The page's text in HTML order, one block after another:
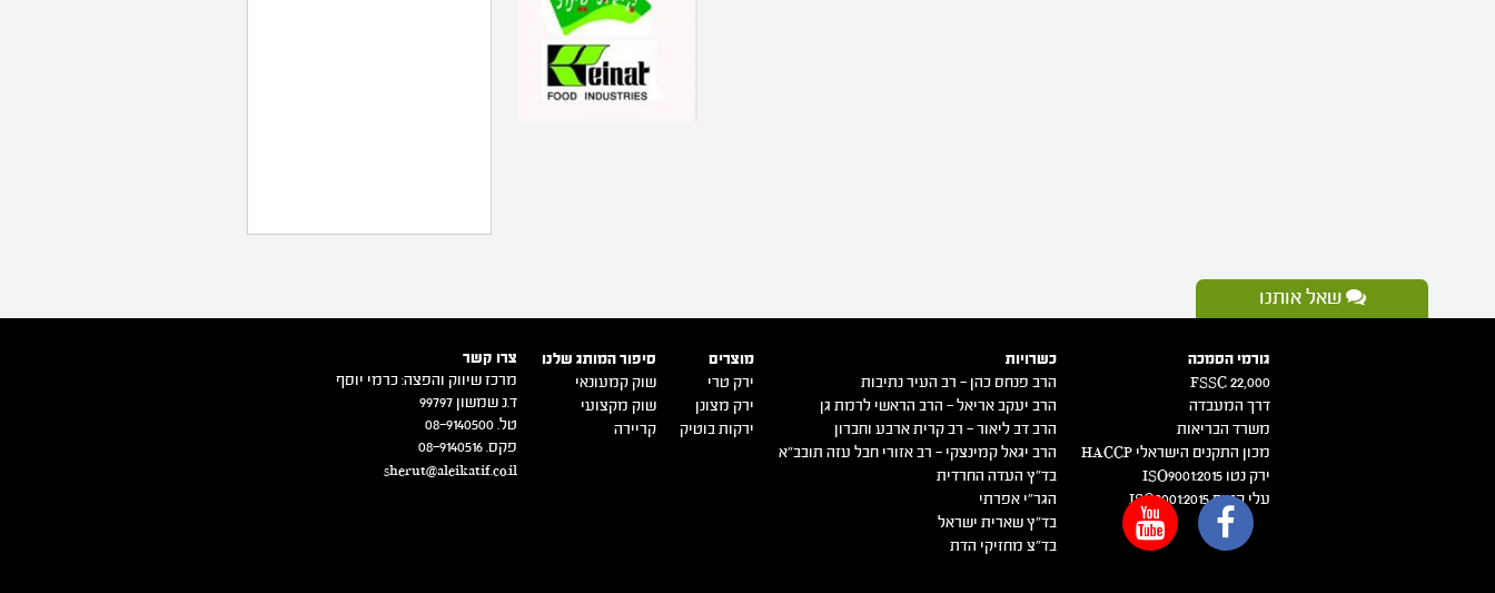
שאל אותנו
גורמי הסמכה
FSSC 22,000
דרך המעבדה
משרד הבריאות
מכון התקנים הישראלי HACCP
ירק נטו 2015:ISO9001
עלי קטיף 2015:ISO9001
כשרויות
הרב פנחס כהן – רב העיר נתיבות
הרב יעקב אריאל – הרב הראשי לרמת גן
הרב דב ליאור – רב קרית ארבע וחברון
הרב יגאל קמינצקי – רב אזורי חבל עזה תובב"א
בד"ץ העדה החרדית
הגר"י אפרתי
בד"ץ שארית ישראל
בד"צ מחזיקי הדת
מוצרים
ירק טרי
ירק מצונן
ירקות בוטיק
סיפור המותג שלנו
שוק קמעונאי
שוק מקצועי
קריירה
צרו קשר
מרכז שיווק והפצה: כרמי יוסף
ד.נ שמשון 99797
טל. 08-9140500
פקס. 08-9140516
sherut@aleikatif.co.il